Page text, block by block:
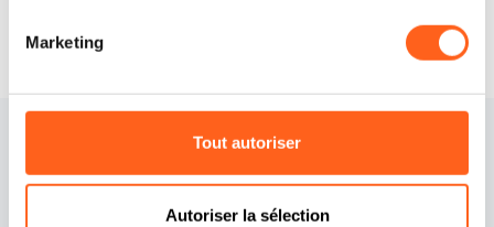
Marketing
Tout autoriser
Autoriser la sélection